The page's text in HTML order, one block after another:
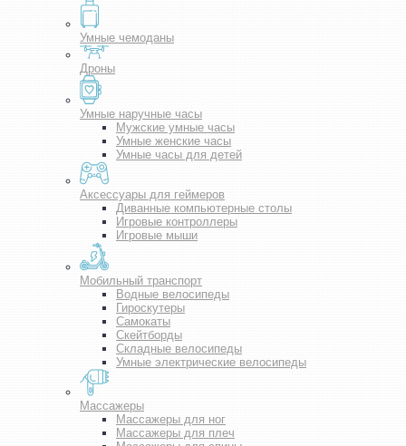
Умные чемоданы
Дроны
Умные наручные часы
Мужские умные часы
Умные женские часы
Умные часы для детей
Аксессуары для геймеров
Диванные компьютерные столы
Игровые контроллеры
Игровые мыши
Мобильный транспорт
Водные велосипеды
Гироскутеры
Самокаты
Скейтборды
Складные велосипеды
Умные электрические велосипеды
Массажеры
Массажеры для ног
Массажеры для плеч